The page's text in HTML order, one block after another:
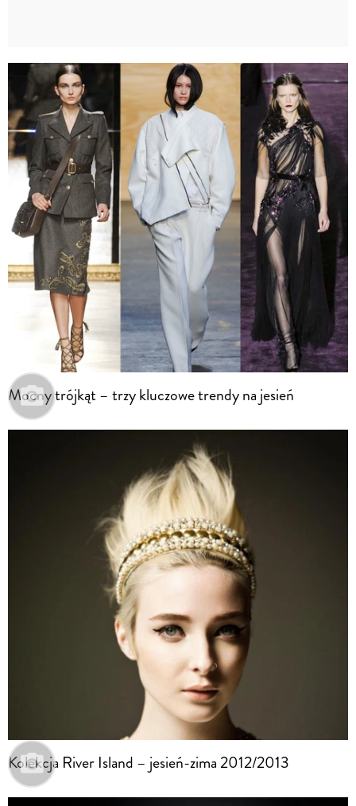
Mocny trójkąt – trzy kluczowe trendy na jesień
Kolekcja River Island – jesień-zima 2012/2013